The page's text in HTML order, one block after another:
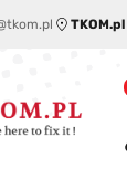
TKOM.pl